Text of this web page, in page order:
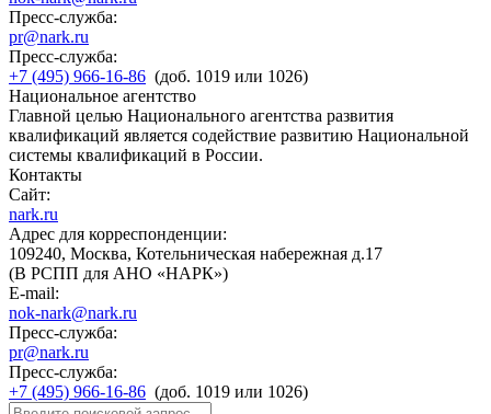
Пресс-служба:
pr@nark.ru
Пресс-служба:
+7 (495) 966-16-86 (доб. 1019 или 1026)
Национальное агентство
Главной целью Национального агентства развития
квалификаций является содействие развитию Национальной
системы квалификаций в России.
Контакты
Сайт:
nark.ru
Адрес для корреспонденции:
109240, Москва, Котельническая набережная д.17
(В РСПП для АНО «НАРК»)
E-mail:
nok-nark@nark.ru
Пресс-служба:
pr@nark.ru
Пресс-служба:
+7 (495) 966-16-86 (доб. 1019 или 1026)